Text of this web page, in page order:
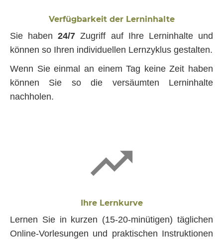
Verfügbarkeit der Lerninhalte
Sie haben24/7 Zugriff auf Ihre Lerninhalte und
können so Ihren individuellen Lernzyklus gestalten.
Wenn Sie einmal an einem Tag keine Zeit haben
können Sie so die versäumten Lerninhalte
nachholen.
Ihre Lernkurve
Lernen Sie in kurzen (15-20-minütigen) täglichen
Online-Vorlesungen und praktischen Instruktionen